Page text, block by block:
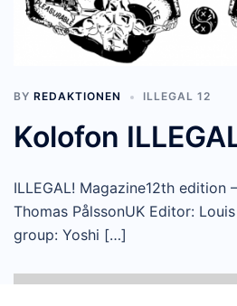
BY REDAKTIONEN ILLEGAL 12
Kolofon
ILLEGAL! Magazine12th edition
Thomas PålssonUK Editor:
group: Yoshi […]